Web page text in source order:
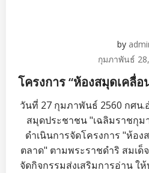
by
กุมภาพันธ์
โครงการ “ห้องสมุดเคลื่
วันที่ 27 กุมภาพันธ์ 2560 กศน.
สมุดประชาชน "เฉลิมราชกุม
ดำเนินการจัดโครงการ "ห้อ
ตลาด" ตามพระราชดำริ สมเด็
จัดกิจกรรมส่งเสริมการอ่าน ใ